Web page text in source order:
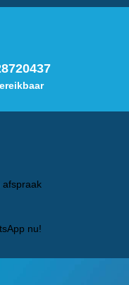
afspraak
nu!